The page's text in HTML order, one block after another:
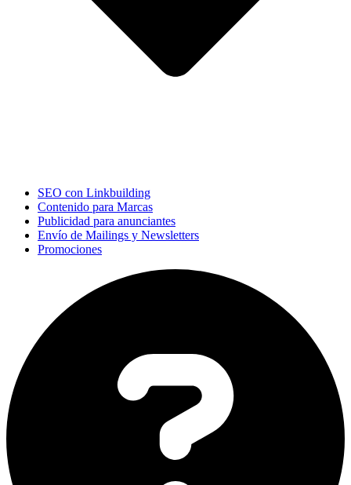
SEO con Linkbuilding
Contenido para Marcas
Publicidad para anunciantes
Envío de Mailings y Newsletters
Promociones